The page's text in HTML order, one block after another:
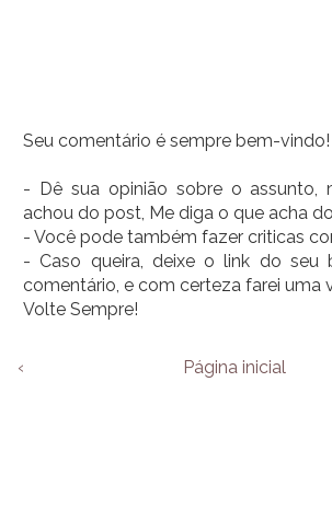
Seu comentário é sempre bem-vindo!
- Dê sua opinião sobre o assunto,
achou do post, Me diga o que acha
- Você pode também fazer criticas
- Caso queira, deixe o link do seu
comentário, e com certeza farei uma
Volte Sempre!
‹ Página inicial